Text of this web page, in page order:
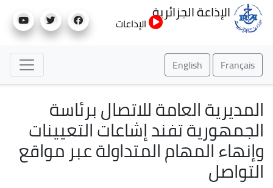
إلى
الإذاعة الجزائرية
الإذاعات
Français
English
المديرية العامة للاتصال برئاسة
الجمهورية تفند إشاعات التعيينات
وإنهاء المهام المتداولة عبر مواقع
التواصل